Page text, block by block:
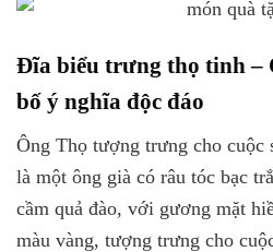
Đĩa biểu trưng thọ tinh –
bố ý nghĩa độc đáo
Ông Thọ tượng trưng cho cuộc
là một ông già có râu tóc bạc
cầm quả đào, với gương mặt
màu vàng, tượng trưng cho